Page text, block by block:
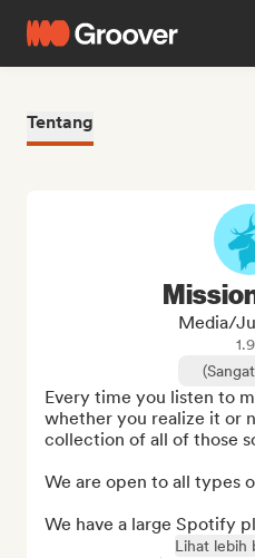
Tentang
Media/
Every time you listen to
whether you realize it or
collection of all of those
We are open to all types
We have a large Spotify
Lihat lebih